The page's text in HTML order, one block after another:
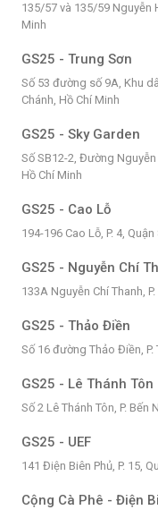
135/57 và 135/59 Nguyễn
Minh
GS25 - Trung Sơn
Số 53 đường số 9A, Khu
Chánh, Hồ Chí Minh
GS25 - Sky Garden
Số SB12-2, Đường
Hồ Chí Minh
GS25 - Cao Lỗ
194-196 Cao Lỗ, P. 4,
GS25 - Nguyễn Chí
133A Nguyễn Chí Thanh,
GS25 - Thảo Điền
Số 16 đường Thảo Điền, P.
GS25 - Lê Thánh Tôn
Số 2 Lê Thánh Tôn, P. Bến
GS25 - UEF
141 Điện Biên Phủ, P. 15,
Cộng Cà Phê - Điện